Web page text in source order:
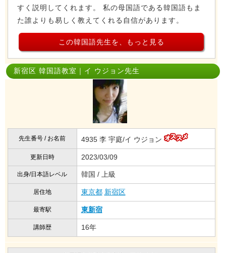
すく説明してくれます。 私の母国語である韓国語もま
た誰よりも易しく教えてくれる自信があります。
この韓国語先生を、もっと見る
新宿区 韓国語教室｜イ ウジョン先生
先生番号 / お名前 4935 李 宇庭/イ ウジョン
更新日時 2023/03/09
出身/日本語レベル 韓国 / 上級
居住地 東京都 新宿区
最寄駅 東新宿
講師歴 16年